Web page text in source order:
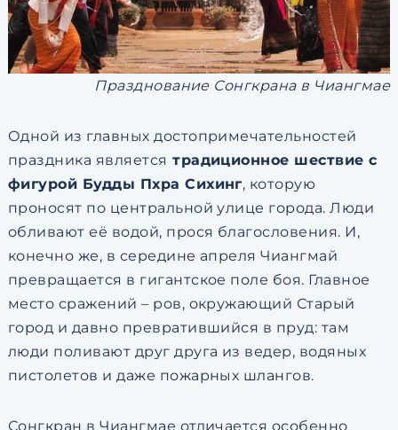
Празднование Сонгкрана в Чиангмае
Одной из главных достопримечательностей
праздника является традиционное шествие с
фигурой Будды Пхра Сихинг, которую
проносят по центральной улице города. Люди
обливают её водой, прося благословения. И,
конечно же, в середине апреля Чиангмай
превращается в гигантское поле боя. Главное
место сражений – ров, окружающий Старый
город и давно превратившийся в пруд: там
люди поливают друг друга из ведер, водяных
пистолетов и даже пожарных шлангов.
Сонгкран в Чиангмае отличается особенно